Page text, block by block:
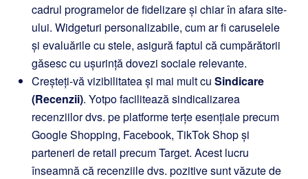
cadrul programelor de fidelizare și chiar în afara site-
ului. Widgeturi personalizabile, cum ar fi caruselele
și evaluările cu stele, asigură faptul că cumpărătorii
găsesc cu ușurință dovezi sociale relevante.
Creșteți-vă vizibilitatea și mai mult cu Sindicare
(Recenzii). Yotpo facilitează sindicalizarea
recenziilor dvs. pe platforme terțe esențiale precum
Google Shopping, Facebook, TikTok Shop și
parteneri de retail precum Target. Acest lucru
înseamnă că recenziile dvs. pozitive sunt văzute de